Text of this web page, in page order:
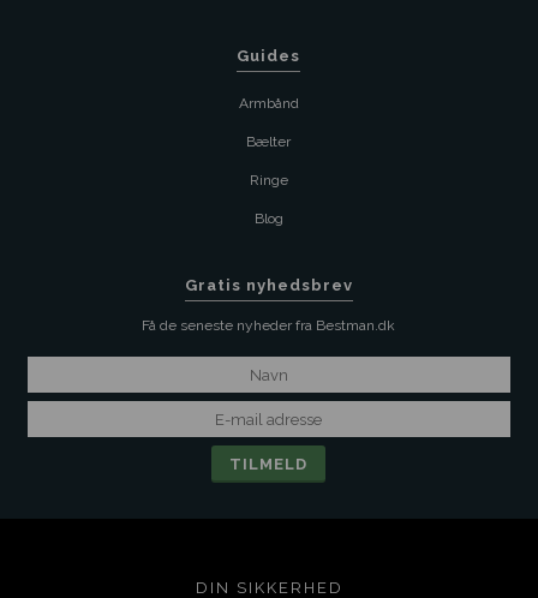
Guides
Armbånd
Bælter
Ringe
Blog
Gratis nyhedsbrev
Få de seneste nyheder fra Bestman.dk
DIN SIKKERHED